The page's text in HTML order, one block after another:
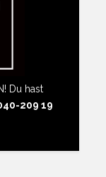
Du hast
209 19